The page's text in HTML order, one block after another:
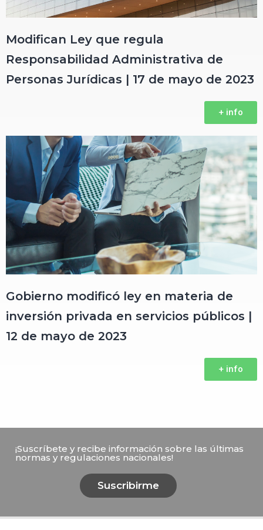
Modifican Ley que regula
Responsabilidad Administrativa de
Personas Jurídicas | 17 de mayo de 2023
+ info
Gobierno modificó ley en materia de
inversión privada en servicios públicos |
12 de mayo de 2023
+ info
¡Suscríbete y recibe información sobre las últimas
normas y regulaciones nacionales!
Suscribirme